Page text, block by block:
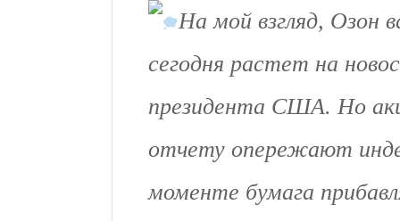
На мой взгляд, Озон
сегодня растет на
президента США. Но
отчету опережают
моменте бумага